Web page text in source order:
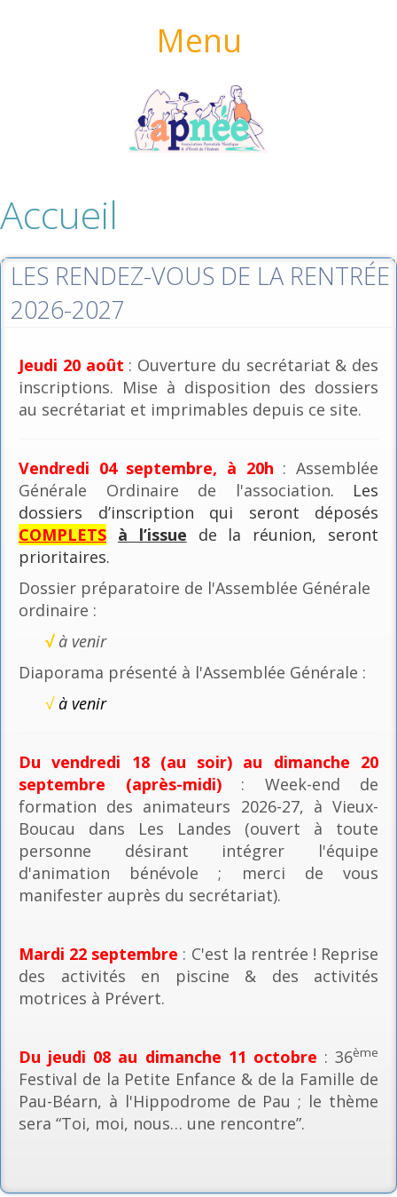
Menu
Accueil
LES RENDEZ-VOUS DE LA RENTRÉE
2026-2027
Jeudi 20 août : Ouverture du secrétariat & des
inscriptions. Mise à disposition des dossiers
au secrétariat et imprimables depuis ce site.
Vendredi 04 septembre, à 20h : Assemblée
Générale Ordinaire de l'association. Les
dossiers d’inscription qui seront déposés
COMPLETS à l’issue de la réunion, seront
prioritaires.
Dossier préparatoire de l'Assemblée Générale
ordinaire :
√ à venir
Diaporama présenté à l'Assemblée Générale :
√à venir
Du vendredi 18 (au soir) au dimanche 20
septembre (après-midi): Week-end de
formation des animateurs 2026-27, à Vieux-
Boucau dans Les Landes (ouvert à toute
personne désirant intégrer l'équipe
d'animation bénévole ; merci de vous
manifester auprès du secrétariat).
Mardi 22 septembre : C'est la rentrée ! Reprise
des activités en piscine & des activités
motrices à Prévert.
Du jeudi 08 au dimanche 11 octobre : 36ème
Festival de la Petite Enfance & de la Famille de
Pau-Béarn, à l'Hippodrome de Pau ; le thème
sera “Toi, moi, nous… une rencontre”.